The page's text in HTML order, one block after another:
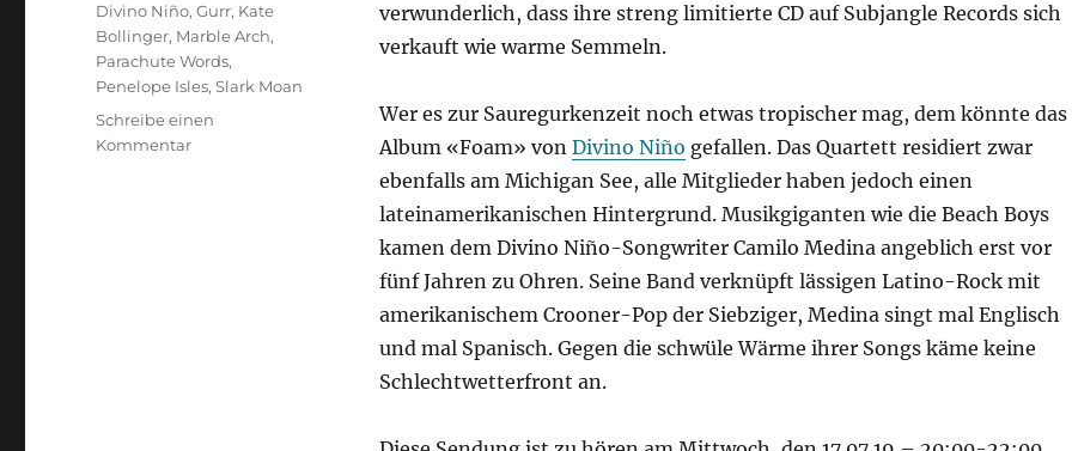
verwunderlich, dass ihre streng limitierte CD auf Subjangle Records sich
verkauft wie warme Semmeln.
Wer es zur Sauregurkenzeit noch etwas tropischer mag, dem könnte das
Album «Foam» von Divino Niño gefallen. Das Quartett residiert zwar
ebenfalls am Michigan See, alle Mitglieder haben jedoch einen
lateinamerikanischen Hintergrund. Musikgiganten wie die Beach Boys
kamen dem Divino Niño-Songwriter Camilo Medina angeblich erst vor
fünf Jahren zu Ohren. Seine Band verknüpft lässigen Latino-Rock mit
amerikanischem Crooner-Pop der Siebziger, Medina singt mal Englisch
und mal Spanisch. Gegen die schwüle Wärme ihrer Songs käme keine
Schlechtwetterfront an.
Divino Niño,Gurr, Kate
Bollinger, Marble Arch,
Parachute Words,
Penelope Isles,Slark Moan
Schreibe einen
Kommentarzu